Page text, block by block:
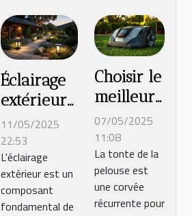
Éclairage
extérieur
écologique
solutions
solaires et
LED pour
jardins et
11/05/2025
22:53
L'éclairage
extérieur est un
composant
fondamental de
Choisir le
meilleur
robot de
tonte en
2025 :
guide et
conseils
07/05/2025
11:08
La tonte de la
pelouse est
une corvée
récurrente pour